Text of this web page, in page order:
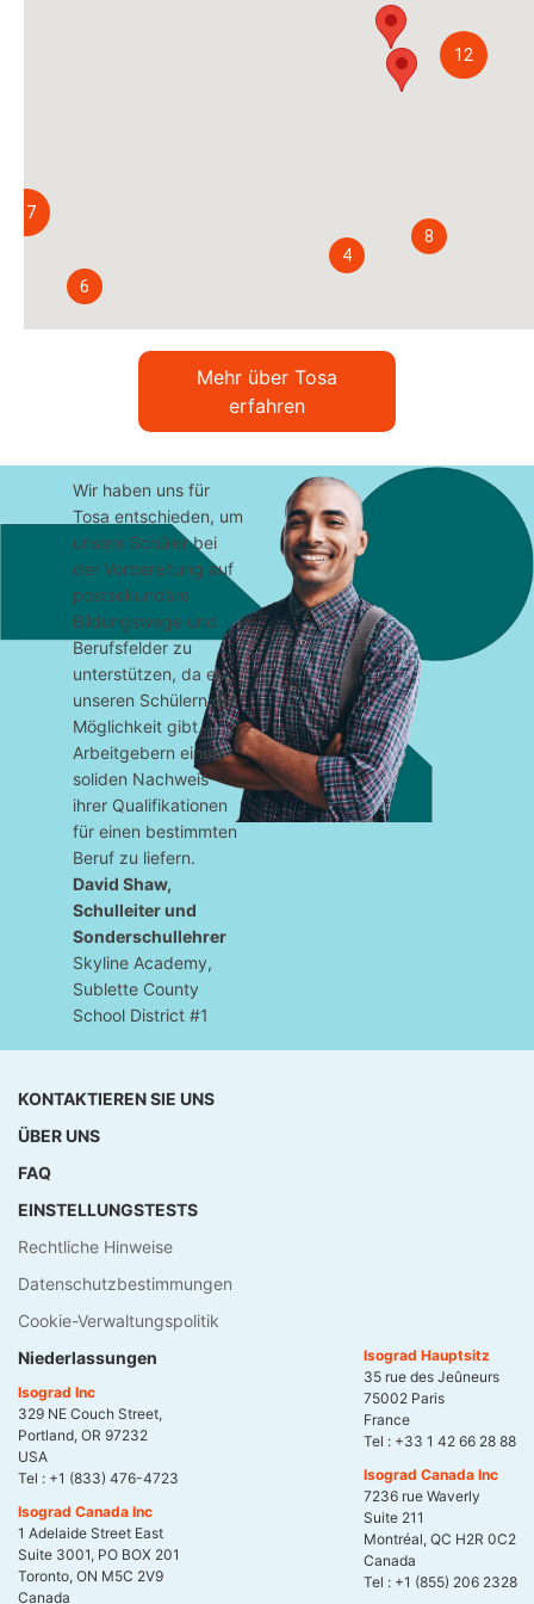
8
12
17
6
4
Mehr über Tosa
erfahren
Wir haben uns für
Tosa entschieden, um
unsere Schüler bei
der Vorbereitung auf
postsekundäre
Bildungswege und
Berufsfelder zu
unterstützen, da es
unseren Schülern die
Möglichkeit gibt,
Arbeitgebern einen
soliden Nachweis
ihrer Qualifikationen
für einen bestimmten
Beruf zu liefern.
David Shaw,
Schulleiter und
Sonderschullehrer
Skyline Academy,
Sublette County
School District #1
KONTAKTIEREN SIE UNS
ÜBER UNS
FAQ
EINSTELLUNGSTESTS
Rechtliche Hinweise
Datenschutzbestimmungen
Cookie-Verwaltungspolitik
Niederlassungen
Isograd Inc
329 NE Couch Street,
Portland, OR 97232
USA
Tel : +1 (833) 476-4723
Isograd Canada Inc
1 Adelaide Street East
Suite 3001, PO BOX 201
Toronto, ON M5C 2V9
Canada
Isograd Hauptsitz
35 rue des Jeûneurs
75002 Paris
France
Tel : +33 1 42 66 28 88
Isograd Canada Inc
7236 rue Waverly
Suite 211
Montréal, QC H2R 0C2
Canada
Tel : +1 (855) 206 2328